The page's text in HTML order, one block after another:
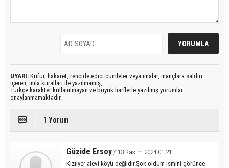
UYARI: Küfür, hakaret, rencide edici cümleler veya imalar, inançlara saldırı
içeren, imla kuralları ile yazılmamış,
Türkçe karakter kullanılmayan ve büyük harflerle yazılmış yorumlar
onaylanmamaktadır.
1 Yorum
Güzide Ersoy / 13 Kasım 2024 01:21
Kızılyer alevi köyü değildir.Şok oldum ismini görünce